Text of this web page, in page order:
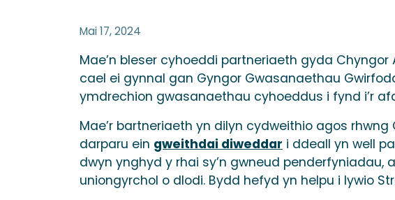
Mai 17, 2024
Mae’n bleser cyhoeddi partneriaeth gyda
cael ei gynnal gan Gyngor Gwasanaethau
ymdrechion gwasanaethau cyhoeddus i fynd i’r
Mae’r bartneriaeth yn dilyn cydweithio agos
darparu ein gweithdai diweddar i ddeall yn well
dwyn ynghyd y rhai sy’n gwneud
uniongyrchol o dlodi. Bydd hefyd yn helpu i lywio